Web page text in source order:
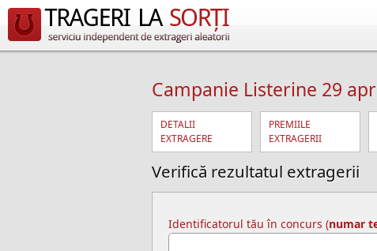
Campanie Listerine 29
DETALII
EXTRAGERE
PREMIILE
EXTRAGERII
Verifică rezultatul extragerii
Identificatorul tău în concurs (numar